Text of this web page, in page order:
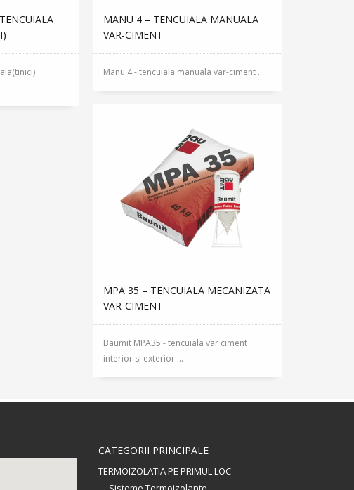
MANU 4 – TENCUIALA MANUALA
VAR-CIMENT
Manu 4 - tencuiala manuala var-ciment ...
MPA 35 – TENCUIALA MECANIZATA
VAR-CIMENT
Baumit MPA35 - tencuiala var ciment
interior si exterior ...
CATEGORII PRINCIPALE
TERMOIZOLATIA PE PRIMUL LOC